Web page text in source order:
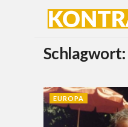
Schlagwort:
EUROPA